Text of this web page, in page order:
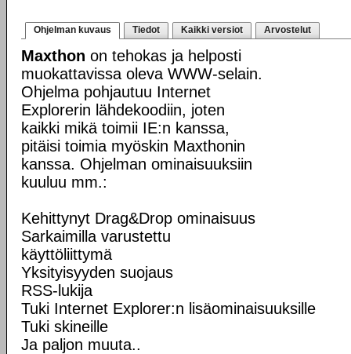
Ohjelman kuvaus Tiedot Kaikki versiot Arvostelut
Maxthon on tehokas ja helposti
muokattavissa oleva WWW-selain.
Ohjelma pohjautuu Internet
Explorerin lähdekoodiin, joten
kaikki mikä toimii IE:n kanssa,
pitäisi toimia myöskin Maxthonin
kanssa. Ohjelman ominaisuuksiin
kuuluu mm.:
Kehittynyt Drag&Drop ominaisuus
Sarkaimilla varustettu
käyttöliittymä
Yksityisyyden suojaus
RSS-lukija
Tuki Internet Explorer:n lisäominaisuuksille
Tuki skineille
Ja paljon muuta..